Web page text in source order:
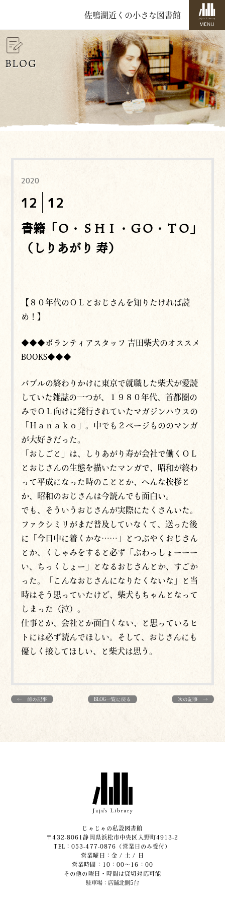
佐鳴湖近くの小さな図書館
BLOG
2020
12 12
書籍「Ｏ・ＳＨＩ・ＧＯ・ＴＯ」
（しりあがり 寿）
【８０年代のＯＬとおじさんを知りたければ読
め！】
◆◆◆ボランティアスタッフ 吉田柴犬のオススメ
BOOKS◆◆◆
バブルの終わりかけに東京で就職した柴犬が愛読
していた雑誌の一つが、１９８０年代、首都圏の
みでＯＬ向けに発行されていたマガジンハウスの
「Ｈａｎａｋｏ」。中でも２ページもののマンガ
が大好きだった。
「おしごと」は、しりあがり寿が会社で働くＯＬ
とおじさんの生態を描いたマンガで、昭和が終わ
って平成になった時のこととか、へんな挨拶と
か、昭和のおじさんは今読んでも面白い。
でも、そういうおじさんが実際にたくさんいた。
ファクシミリがまだ普及していなくて、送った後
に「今日中に着くかな……」とつぶやくおじさん
とか、くしゃみをすると必ず「ぶわっしょーーー
い、ちっくしょー」となるおじさんとか、すごか
った。「こんなおじさんになりたくないな」と当
時はそう思っていたけど、柴犬もちゃんとなって
しまった（泣）。
仕事とか、会社とか面白くない、と思っているヒ
トには必ず読んでほしい。そして、おじさんにも
優しく接してほしい、と柴犬は思う。
← 前の記事 BLOG一覧に戻る 次の記事 →
じゃじゃの私設図書館
〒432-8061静岡県浜松市中央区入野町4913-2
​TEL：053-477-0876（営業日のみ受付）
営業曜日：金 / 土 / 日
営業時間：10：00～16：00
その他の曜日・時間は貸切対応可能
駐車場：店舗北側5台